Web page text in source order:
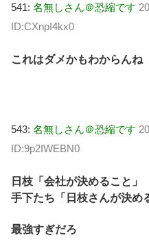
541: 名無しさん＠恐縮です
ID:CXnpI4kx0
これはダメかもわからんね
543: 名無しさん＠恐縮です
ID:9p2IWEBN0
日枝「会社が決めること」
手下たち「日枝さんが決め
最強すぎだろ